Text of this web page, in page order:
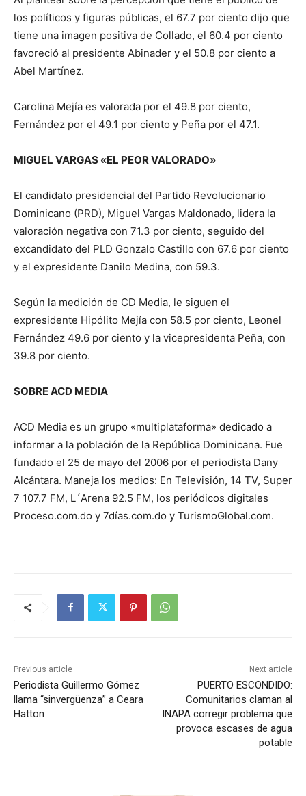
los políticos y figuras públicas, el 67.7 por ciento dijo que
tiene una imagen positiva de Collado, el 60.4 por ciento
favoreció al presidente Abinader y el 50.8 por ciento a
Abel Martínez.
Carolina Mejía es valorada por el 49.8 por ciento,
Fernández por el 49.1 por ciento y Peña por el 47.1.
MIGUEL VARGAS «EL PEOR VALORADO»
El candidato presidencial del Partido Revolucionario
Dominicano (PRD), Miguel Vargas Maldonado, lidera la
valoración negativa con 71.3 por ciento, seguido del
excandidato del PLD Gonzalo Castillo con 67.6 por ciento
y el expresidente Danilo Medina, con 59.3.
Según la medición de CD Media, le siguen el
expresidente Hipólito Mejía con 58.5 por ciento, Leonel
Fernández 49.6 por ciento y la vicepresidenta Peña, con
39.8 por ciento.
SOBRE ACD MEDIA
ACD Media es un grupo «multiplataforma» dedicado a
informar a la población de la República Dominicana. Fue
fundado el 25 de mayo del 2006 por el periodista Dany
Alcántara. Maneja los medios: En Televisión, 14 TV, Super
7 107.7 FM, L´Arena 92.5 FM, los periódicos digitales
Proceso.com.do y 7días.com.do y TurismoGlobal.com.
Previous article
Periodista Guillermo Gómez
llama “sinvergüenza” a Ceara
Hatton
Next article
PUERTO ESCONDIDO:
Comunitarios claman al
INAPA corregir problema que
provoca escases de agua
potable